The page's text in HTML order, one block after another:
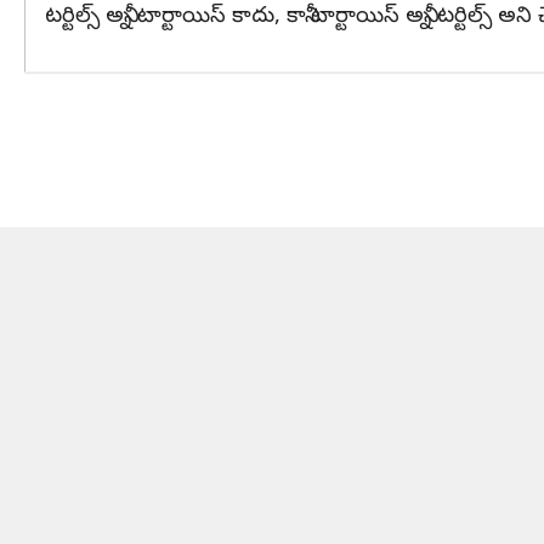
టర్టిల్స్ అన్నీ టార్టాయిస్ కాదు, కానీ టార్టాయిస్ అన్నీ టర్టిల్స్ అని